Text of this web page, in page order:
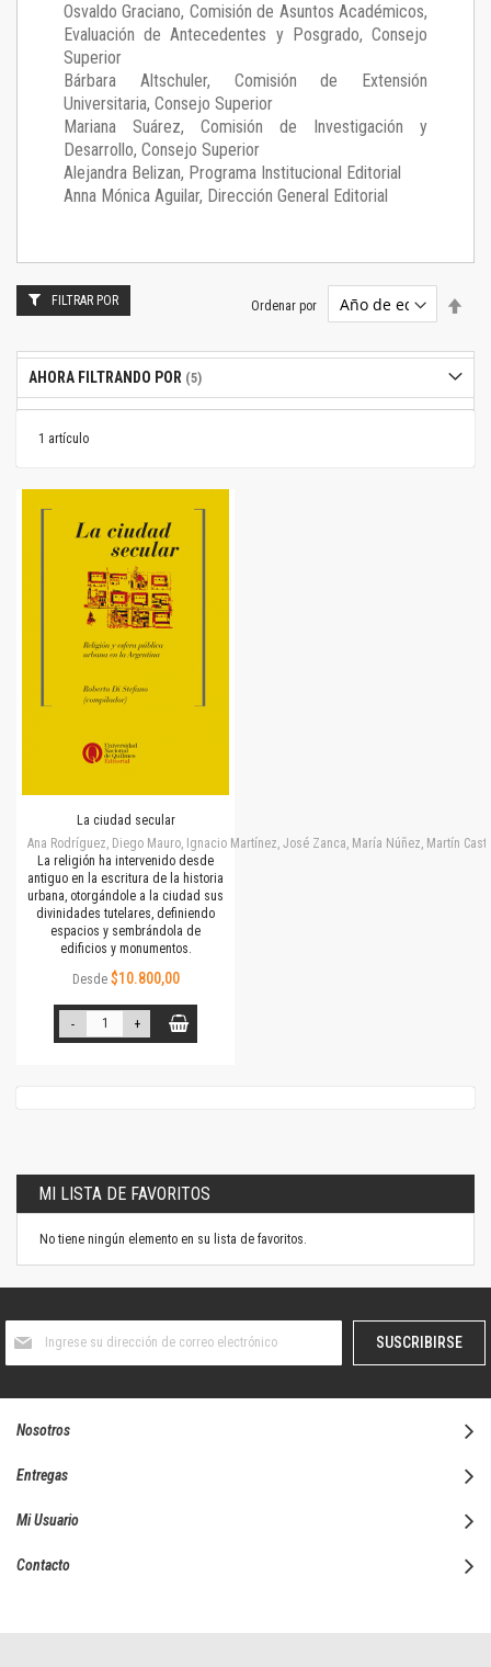
Osvaldo Graciano, Comisión de Asuntos Académicos,
Evaluación de Antecedentes y Posgrado, Consejo
Superior
Bárbara Altschuler, Comisión de Extensión
Universitaria, Consejo Superior
Mariana Suárez, Comisión de Investigación y
Desarrollo, Consejo Superior
Alejandra Belizan, Programa Institucional Editorial
Anna Mónica Aguilar, Dirección General Editorial
1 artículo
Ordenar por
La ciudad secular
Ana Rodríguez, Diego Mauro, Ignacio Martínez, José Zanca, María Núñez, Martín
La religión ha intervenido desde
antiguo en la escritura de la historia
urbana, otorgándole a la ciudad sus
divinidades tutelares, definiendo
espacios y sembrándola de
edificios y monumentos.
Desde $10.800,00
- +
FILTRAR POR
AHORA FILTRANDO POR
MI LISTA DE FAVORITOS
No tiene ningún elemento en su lista de favoritos.
boletín
SUSCRIBIRSE
Nosotros
Entregas
Mi Usuario
Contacto